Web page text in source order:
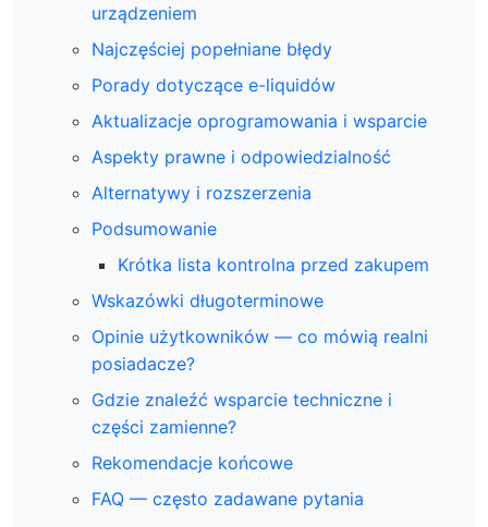
urządzeniem
Najczęściej popełniane błędy
Porady dotyczące e-liquidów
Aktualizacje oprogramowania i wsparcie
Aspekty prawne i odpowiedzialność
Alternatywy i rozszerzenia
Podsumowanie
Krótka lista kontrolna przed zakupem
Wskazówki długoterminowe
Opinie użytkowników — co mówią realni
posiadacze?
Gdzie znaleźć wsparcie techniczne i
części zamienne?
Rekomendacje końcowe
FAQ — często zadawane pytania